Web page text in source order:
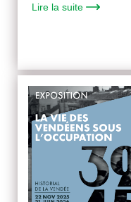
Lire la suite